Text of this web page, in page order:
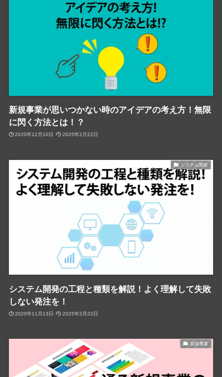
新規事業が思いつかない時のアイデアの考え方！無限
に閃く方法とは！？
2020年12月10日 2025年2月22日
システム開発
システム開発の工程と種類を解説！よく理解して失敗
しない発注を！
2020年11月13日 2025年2月22日
新規事業